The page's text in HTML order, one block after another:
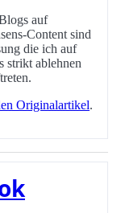
auf
Content sind
die ich auf
strikt ablehnen
Originalartikel.